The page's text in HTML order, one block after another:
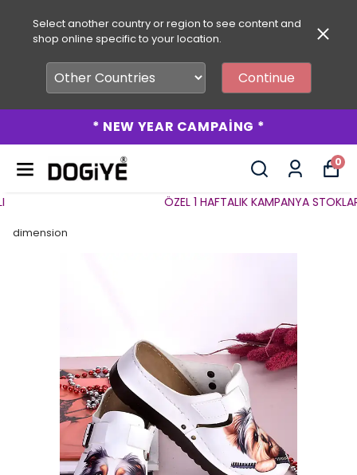
Select another country or region to see content and
shop online specific to your location.
Continue
* NEW YEAR CAMPAİNG *
0
ÖZEL 1 HAFTALIK KAMPANYA
dimension